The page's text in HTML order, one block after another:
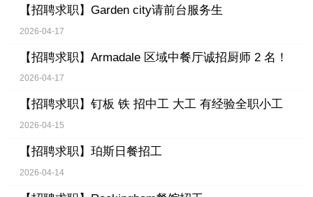
【招聘求职】 Garden city请前台服务生
2026-04-17
【招聘求职】 Armadale 区域中餐厅诚招厨师 2 名！
2026-04-17
【招聘求职】 钉板 铁 招中工 大工 有经验全职小工
2026-04-15
【招聘求职】 珀斯日餐招工
2026-04-14